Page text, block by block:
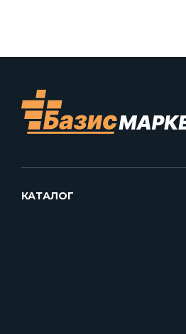
КАТАЛОГ